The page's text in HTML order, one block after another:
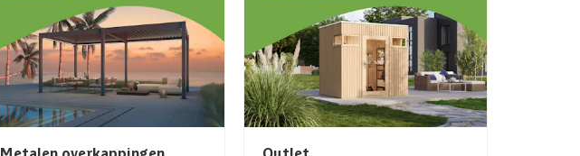
Metalen overkappingen Outlet